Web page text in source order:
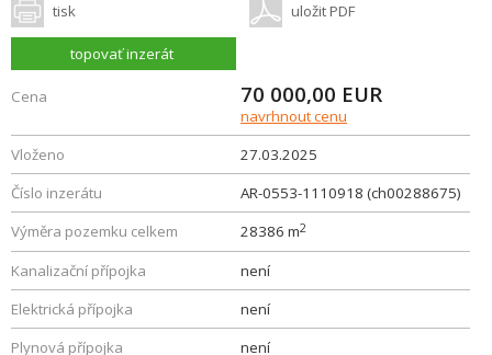
tisk uložit PDF
topovať inzerát
Cena 70 000,00 EUR
navrhnout cenu
Vloženo
27.03.2025
Číslo inzerátu
AR-0553-1110918 (ch00288675)
Výměra pozemku celkem
28386 m2
Kanalizační přípojka
není
Elektrická přípojka
není
Plynová přípojka
není